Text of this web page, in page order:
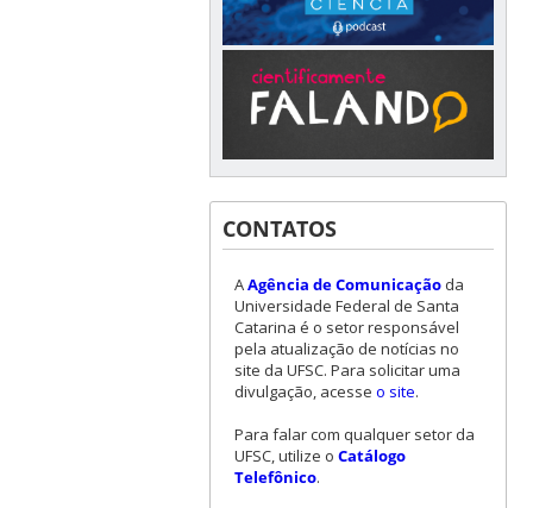
CONTATOS
AAgência de Comunicaçãoda
Universidade Federal de Santa
Catarina é o setor responsável
pela atualização de notícias no
site da UFSC. Para solicitar uma
divulgação, acesse o site.
Para falar com qualquer setor da
UFSC, utilize o Catálogo
Telefônico.